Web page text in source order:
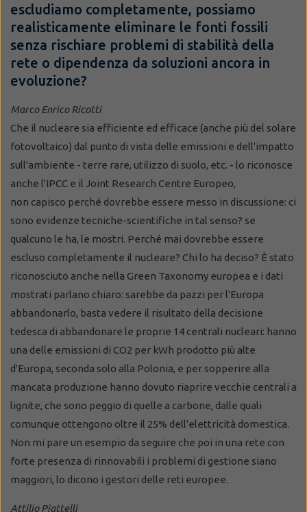
escludiamo completamente, possiamo
realisticamente eliminare le fonti fossili
senza rischiare problemi di stabilità della
rete o dipendenza da soluzioni ancora in
evoluzione?
Marco Enrico Ricotti
Che il nucleare sia efficiente ed efficace (anche più del solare
fotovoltaico) dal punto di vista delle emissioni e dell'impatto
sull'ambiente - terre rare, utilizzo di suolo, etc. - lo riconosce
anche l'IPCC e il Joint Research Centre Europeo,
non capisco perché dovrebbe essere messo in discussione: ci
sono evidenze tecniche-scientifiche in tal senso? se
qualcuno le ha, le mostri. Perché mai dovrebbe essere
escluso completamente il nucleare? Chi lo ha deciso? È stato
riconosciuto anche nella Green Taxonomy europea e i dati
mostrati parlano chiaro: sarebbe da pazzi per l'Europa
abbandonarlo, basta vedere il risultato della decisione
tedesca di abbandonare le proprie 14 centrali nucleari: hanno
una delle emissioni di CO2 per kWh prodotto più alte
d'Europa, seconda solo alla Polonia, e per sopperire alla
mancata produzione hanno dovuto riaprire vecchie centrali a
lignite, che sono peggio di quelle a carbone, dalle quali
comunque ottengono oltre il 25% dell'elettricità domestica.
Non mi pare un esempio da seguire che poi in una rete con
forte presenza di rinnovabili i problemi di gestione siano
maggiori, lo dicono i gestori delle reti europee.
Attilio Piattelli